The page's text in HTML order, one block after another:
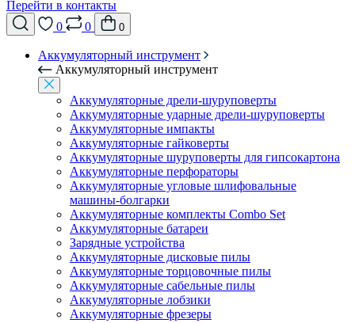
Перейти в контакты
0
0 0
Аккумуляторный инструмент
Аккумуляторный инструмент
Аккумуляторные дрели-шуруповерты
Аккумуляторные ударные дрели-шуруповерты
Аккумуляторные импакты
Аккумуляторные гайковерты
Аккумуляторные шуруповерты для гипсокартона
Аккумуляторные перфораторы
Аккумуляторные угловые шлифовальные
машины-болгарки
Аккумуляторные комплекты Combo Set
Аккумуляторные батареи
Зарядные устройства
Аккумуляторные дисковые пилы
Аккумуляторные торцовочные пилы
Аккумуляторные сабельные пилы
Аккумуляторные лобзики
Аккумуляторные фрезеры